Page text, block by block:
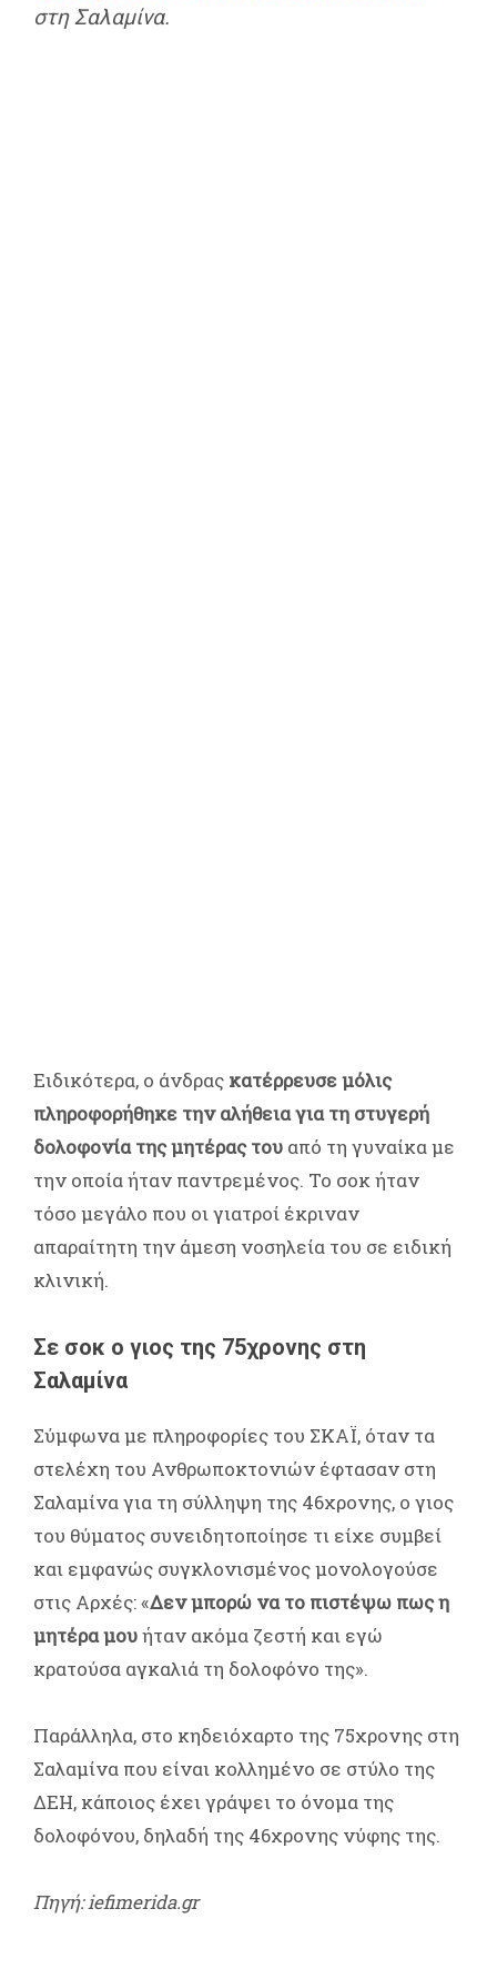
στη Σαλαμίνα.
Ειδικότερα, ο άνδρας κατέρρευσε μόλις
πληροφορήθηκε την αλήθεια για τη στυγερή
δολοφονία της μητέρας του από τη γυναίκα με
την οποία ήταν παντρεμένος. Το σοκ ήταν
τόσο μεγάλο που οι γιατροί έκριναν
απαραίτητη την άμεση νοσηλεία του σε ειδική
κλινική.
Σε σοκ ο γιος της 75χρονης στη
Σαλαμίνα
Σύμφωνα με πληροφορίες του ΣΚΑΪ, όταν τα
στελέχη του Ανθρωποκτονιών έφτασαν στη
Σαλαμίνα για τη σύλληψη της 46χρονης, ο γιος
του θύματος συνειδητοποίησε τι είχε συμβεί
και εμφανώς συγκλονισμένος μονολογούσε
στις Αρχές: «Δεν μπορώ να το πιστέψω πως η
μητέρα μουήταν ακόμα ζεστή και εγώ
κρατούσα αγκαλιά τη δολοφόνο της».
Παράλληλα, στο κηδειόχαρτο της 75χρονης στη
Σαλαμίνα που είναι κολλημένο σε στύλο της
ΔΕΗ, κάποιος έχει γράψει το όνομα της
δολοφόνου, δηλαδή της 46χρονης νύφης της.
Πηγή: iefimerida.gr